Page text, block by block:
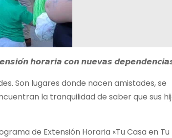
𝙝𝙤𝙧𝙖𝙧𝙞𝙖 𝙘𝙤𝙣 𝙣𝙪𝙚𝙫𝙖𝙨
Son lugares donde nacen amistades, se
la tranquilidad de saber que sus
de Extensión Horaria «Tu Casa en Tu